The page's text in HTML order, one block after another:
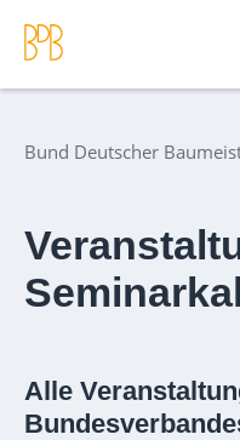
Bund Deutscher
Alle